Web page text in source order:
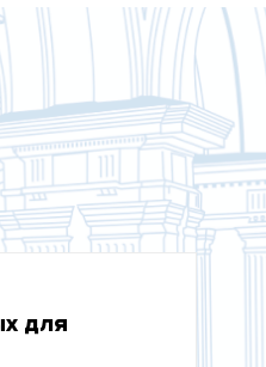
для